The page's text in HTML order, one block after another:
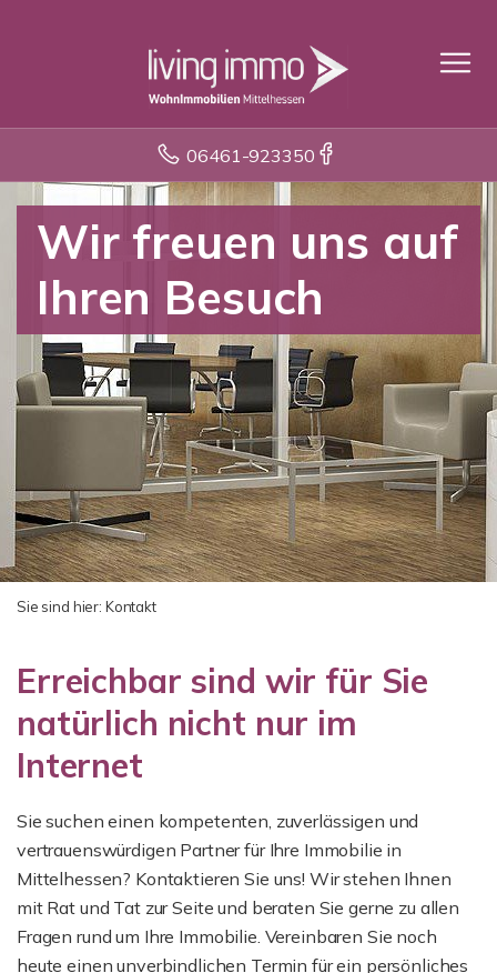
06461-923350
Wir freuen uns auf
Ihren Besuch
Sie sind hier: Kontakt
Erreichbar sind wir für Sie
natürlich nicht nur im
Internet
Sie suchen einen kompetenten, zuverlässigen und
vertrauenswürdigen Partner für Ihre Immobilie in
Mittelhessen? Kontaktieren Sie uns! Wir stehen Ihnen
mit Rat und Tat zur Seite und beraten Sie gerne zu allen
Fragen rund um Ihre Immobilie. Vereinbaren Sie noch
heute einen unverbindlichen Termin für ein persönliches